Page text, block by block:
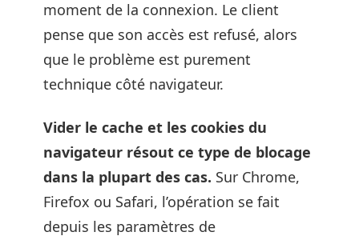
moment de la connexion. Le client
pense que son accès est refusé, alors
que le problème est purement
technique côté navigateur.
Vider le cache et les cookies du
navigateur résout ce type de blocage
dans la plupart des cas. Sur Chrome,
Firefox ou Safari, l’opération se fait
depuis les paramètres de